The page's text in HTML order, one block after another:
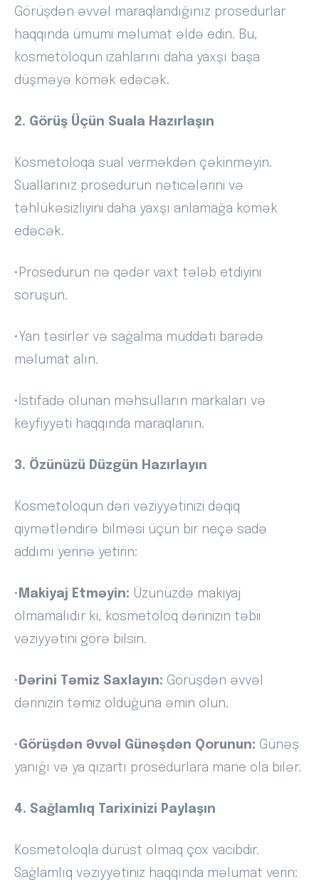
Görüşdən əvvəl maraqlandığınız prosedurlar
haqqında ümumi məlumat əldə edin. Bu,
kosmetoloqun izahlarını daha yaxşı başa
düşməyə kömək edəcək.
2. Görüş Üçün Suala Hazırlaşın
Kosmetoloqa sual verməkdən çəkinməyin.
Suallarınız prosedurun nəticələrini və
təhlükəsizliyini daha yaxşı anlamağa kömək
edəcək.
•Prosedurun nə qədər vaxt tələb etdiyini
soruşun.
•Yan təsirlər və sağalma müddəti barədə
məlumat alın.
•İstifadə olunan məhsulların markaları və
keyfiyyəti haqqında maraqlanın.
3. Özünüzü Düzgün Hazırlayın
Kosmetoloqun dəri vəziyyətinizi dəqiq
qiymətləndirə bilməsi üçün bir neçə sadə
addımı yerinə yetirin:
• Makiyaj Etməyin: Üzünüzdə makiyaj
olmamalıdır ki, kosmetoloq dərinizin təbii
vəziyyətini görə bilsin.
• Dərini Təmiz Saxlayın: Görüşdən əvvəl
dərinizin təmiz olduğuna əmin olun.
•Görüşdən Əvvəl Günəşdən Qorunun: Günəş
yanığı və ya qızartı prosedurlara mane ola bilər.
4. Sağlamlıq Tarixinizi Paylaşın
Kosmetoloqla dürüst olmaq çox vacibdir.
Sağlamlıq vəziyyətiniz haqqında məlumat verin: